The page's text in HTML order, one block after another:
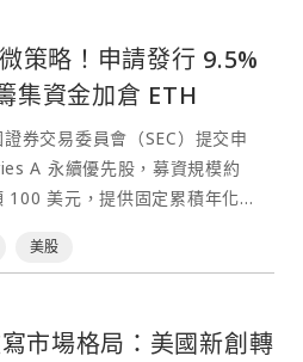
策略！申請發行 9.5%
集資金加倉 ETH
券交易委員會（SEC）提交申
A 永續優先股，募資規模約
100 美元，提供固定累積年化
未支付將累積計息，初始累積利
股以代碼 BMNP 在紐約證券交
發行後 30 天內開始交易，
美股
市場格局：美國新創轉